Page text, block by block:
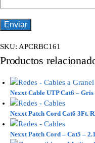
SKU: APCRBC161
Productos
Nexxt Cable UTP Cat6 – Gris
Nexxt Patch Cord Cat6 3Ft.
Nexxt Patch Cord – Cat5 –